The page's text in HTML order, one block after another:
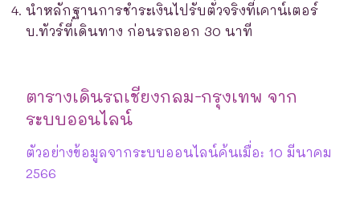
นำหลักฐานการชำระเงินไปรับตั๋วจริงที่เคาน์เตอร์
บ.ทัวร์ที่เดินทาง ก่อนรถออก 30 นาที
ตารางเดินรถเชียงกลม-กรุงเทพ จาก
ระบบออนไลน์
ตัวอย่างข้อมูลจากระบบออนไลน์ค้นเมื่อ: 10 มีนาคม
2566